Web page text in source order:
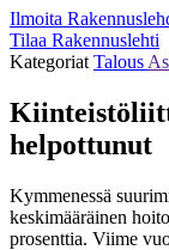
Ilmoita
Tilaa Rakennuslehti
Kategoriat Talous
helpottunut
Kymmenessä
keskimääräinen
prosenttia. Viime